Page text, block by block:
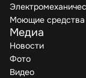
Моющие средства
Медиа
Новости
Фото
Видео